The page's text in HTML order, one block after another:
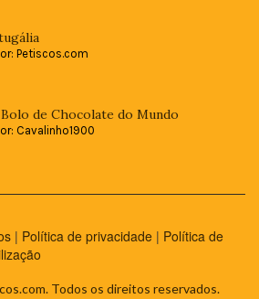
Petiscos.com
de Chocolate do Mundo
Cavalinho1900
| Política de privacidade | Política de
Todos os direitos reservados.